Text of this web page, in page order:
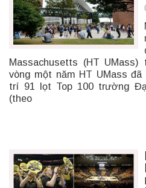
Massachusetts (HT
vòng một năm HT UMass
trí 91 lọt Top 100 trường
(theo